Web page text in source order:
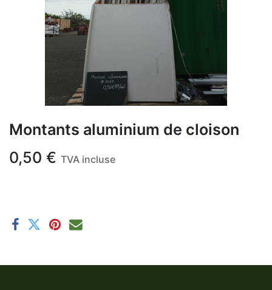
Montants aluminium de cloison
0,50 € TVA incluse